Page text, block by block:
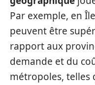
Par exemple, en
peuvent être
rapport aux
demande et du
métropoles, telles